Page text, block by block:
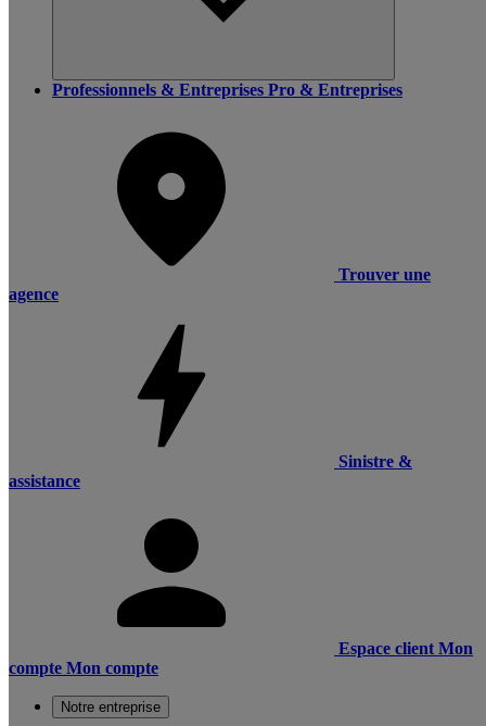
Professionnels & Entreprises Pro & Entreprises
Trouver une
agence
Sinistre &
assistance
Espace client Mon
compte Mon compte
Notre entreprise